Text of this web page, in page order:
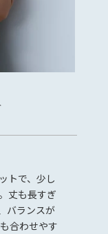
トで、少し
丈も長すぎ
バランスが
合わせやす